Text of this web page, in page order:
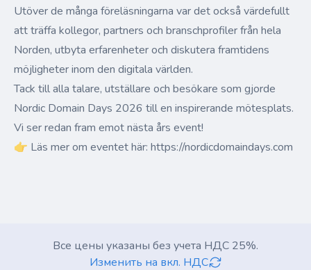
Utöver de många föreläsningarna var det också värdefullt
att träffa kollegor, partners och branschprofiler från hela
Norden, utbyta erfarenheter och diskutera framtidens
möjligheter inom den digitala världen.
Tack till alla talare, utställare och besökare som gjorde
Nordic Domain Days 2026 till en inspirerande mötesplats.
Vi ser redan fram emot nästa års event!
👉 Läs mer om eventet här: https://nordicdomaindays.com
Все цены указаны без учета НДС 25%.
Изменить на вкл. НДС